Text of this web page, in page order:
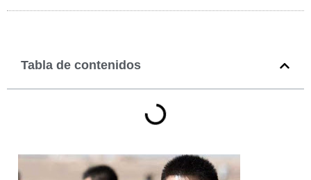
Tabla de contenidos